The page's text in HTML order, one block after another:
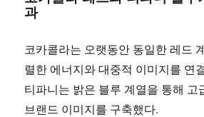
과
코카콜라는 오랫동안 동일한 레드
렬한 에너지와 대중적 이미지를 연
티파니는 밝은 블루 계열을 통해 고
브랜드 이미지를 구축했다.